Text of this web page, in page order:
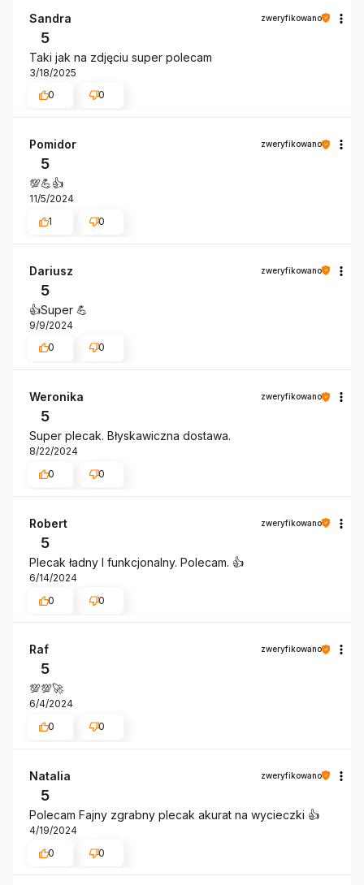
Sandra zweryfikowano
5
Taki jak na zdjęciu super polecam
3/18/2025
0
0
Pomidor zweryfikowano
5
💯💪👍️
11/5/2024
1
0
Dariusz zweryfikowano
5
👍️Super 💪
9/9/2024
0
0
Weronika zweryfikowano
5
Super plecak. Błyskawiczna dostawa.
8/22/2024
0
0
Robert zweryfikowano
5
Plecak ładny I funkcjonalny. Polecam. 👍️
6/14/2024
0
0
Raf zweryfikowano
5
💯💯🚀
6/4/2024
0
0
Natalia zweryfikowano
5
Polecam Fajny zgrabny plecak akurat na wycieczki 👍️
4/19/2024
0
0